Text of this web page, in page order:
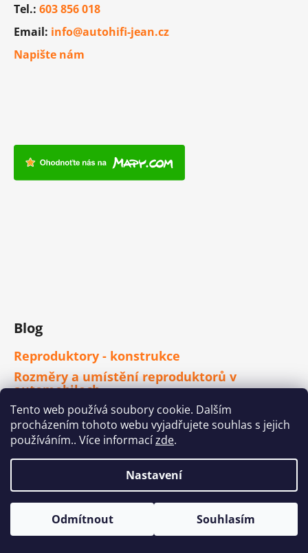
Tento web používá soubory cookie. Dalším
procházením tohoto webu vyjadřujete souhlas s jejich
používáním.. Více informacízde.
Nastavení
Odmítnout Souhlasím
Tel.: 603 856 018
Email: info@autohifi-jean.cz
Napište nám
Blog
Reproduktory - konstrukce
Rozměry a umístění reproduktorů v
automobilech
Jak vybrat reproduktory do auta ?
Typy subwooferů a ozvučnic
jednoduchý návod na zapojení
Čím se řídit při výběru autorádia ?